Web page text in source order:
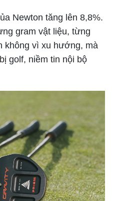
Newton tăng lên 8,8%.
gram vật liệu, từng
không vì xu hướng, mà
golf, niềm tin nội bộ